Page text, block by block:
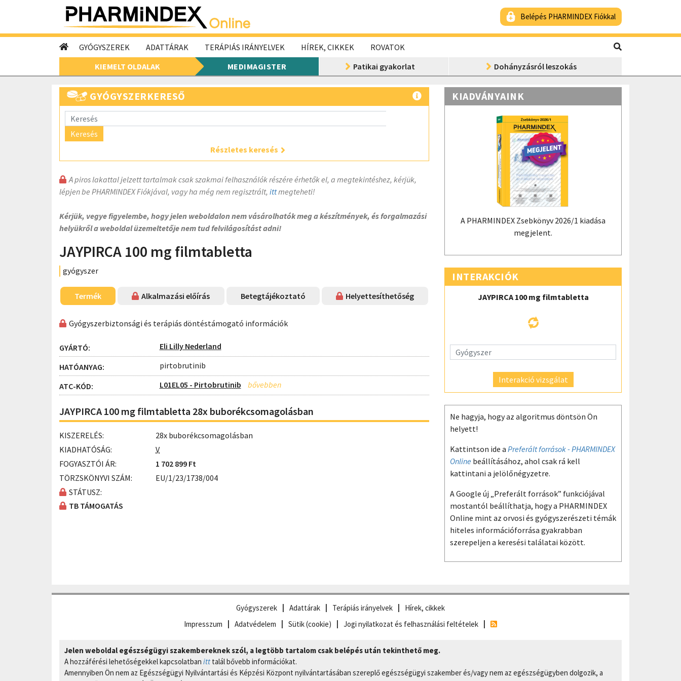
Belépés PHARMINDEX Fiókkal
GYÓGYSZEREK ADATTÁRAK TERÁPIÁS IRÁNYELVEK HÍREK, CIKKEK
ROVATOK
KIEMELT OLDALAK
MEDIMAGISTER Patikai gyakorlat Dohányzásról leszokás
GYÓGYSZERKERESŐ
Keresés
Részletes keresés
A piros lakattal jelzett tartalmak csak szakmai felhasználók részére érhetők el, a megtekintéshez, kérjük,
lépjen be PHARMINDEX Fiókjával, vagy ha még nem regisztrált, ittmegteheti!
Kérjük, vegye figyelembe, hogy jelen weboldalon nem vásárolhatók meg a készítmények, és forgalmazási
helyükről a weboldal üzemeltetője nem tud felvilágosítást adni!
JAYPIRCA 100 mg filmtabletta
gyógyszer
Termék Alkalmazási előírás Betegtájékoztató Helyettesíthetőség
Gyógyszerbiztonsági és terápiás döntéstámogató információk
GYÁRTÓ: Eli Lilly Nederland
HATÓANYAG: pirtobrutinib
ATC-KÓD: L01EL05 - Pirtobrutinib
JAYPIRCA 100 mg filmtabletta 28x buborékcsomagolásban
KISZERELÉS:
28x buborékcsomagolásban
KIADHATÓSÁG:
V
FOGYASZTÓI ÁR:
1 702 899 Ft
TÖRZSKÖNYVI SZÁM:
EU/1/23/1738/004
STÁTUSZ:
TB TÁMOGATÁS
KIADVÁNYAINK
A PHARMINDEX Zsebkönyv 2026/1 kiadása
megjelent.
INTERAKCIÓK
JAYPIRCA 100 mg filmtabletta
Interakció vizsgálat
Ne hagyja, hogy az algoritmus döntsön Ön
helyett!
Kattintson ide a Preferált források - PHARMINDEX
Online beállításához, ahol csak rá kell
kattintani a jelölőnégyzetre.
A Google új „Preferált források” funkciójával
mostantól beállíthatja, hogy a PHARMINDEX
Online mint az orvosi és gyógyszerészeti témák
hiteles információforrása gyakrabban
szerepeljen a keresési találatai között.
Gyógyszerek Adattárak Terápiás irányelvek
Hírek, cikkek
Impresszum
Adatvédelem Sütik (cookie) Jogi nyilatkozat és felhasználási feltételek
Jelen weboldal egészségügyi szakembereknek szól, a legtöbb tartalom csak belépés után tekinthető meg.
A hozzáférési lehetőségekkel kapcsolatban itt talál bővebb információkat.
Amennyiben Ön nem az Egészségügyi Nyilvántartási és Képzési Központ nyilvántartásában szereplő egészségügyi szakember és/vagy nem az egészségügyben dolgozik, a